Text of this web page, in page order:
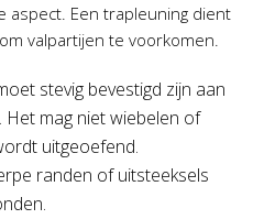
aspect. Een trapleuning dient
valpartijen te voorkomen.
stevig bevestigd zijn aan
mag niet wiebelen of
uitgeoefend.
randen of uitsteeksels